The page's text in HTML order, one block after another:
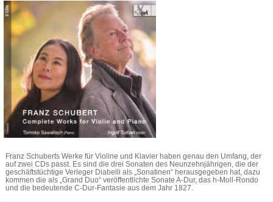
Franz Schuberts Werke für Violine und Klavier haben genau den Umfang, der
auf zwei CDs passt. Es sind die drei Sonaten des Neunzehnjährigen, die der
geschäftstüchtige Verleger Diabelli als „Sonatinen“ herausgegeben hat, dazu
kommen die als „Grand Duo“ veröffentlichte Sonate A-Dur, das h-Moll-Rondo
und die bedeutende C-Dur-Fantasie aus dem Jahr 1827.